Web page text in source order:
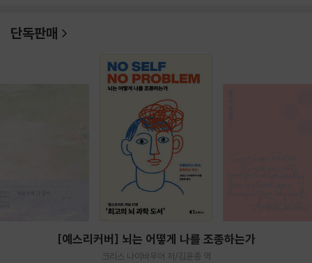
단독판매
[예스리커버] 뇌는 어떻게 나를 조종하는가
크리스 나이바우어 저/김윤종 역